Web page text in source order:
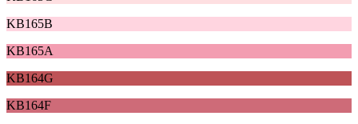
KB165B
KB165A
KB164G
KB164F